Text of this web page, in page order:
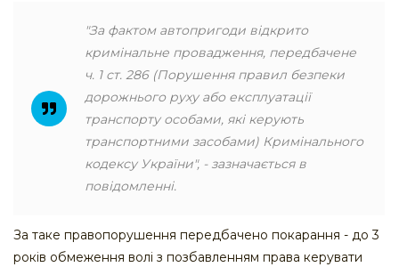
"За фактом автопригоди відкрито
кримінальне провадження, передбачене
ч. 1 ст. 286 (Порушення правил безпеки
дорожнього руху або експлуатації
транспорту особами, які керують
транспортними засобами) Кримінального
кодексу України", - зазначається в
повідомленні.
За таке правопорушення передбачено покарання - до 3
років обмеження волі з позбавленням права керувати